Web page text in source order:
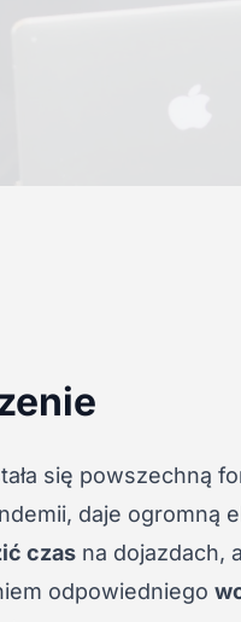
się powszechną
daje ogromną
czas na dojazdach,
odpowiedniego